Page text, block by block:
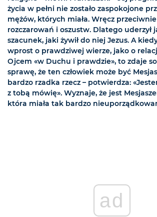
życia w pełni nie zostało zaspokojone
mężów, których miała. Wręcz przeciwnie
rozczarowań i oszustw. Dlatego uderzył
szacunek, jaki żywił do niej Jezus. A
wprost o prawdziwej wierze, jako o
Ojcem «w Duchu i prawdzie», to zdaje
sprawę, że ten człowiek może być
bardzo rzadka rzecz – potwierdza:
z tobą mówię». Wyznaje, że jest
która miała tak bardzo
ad